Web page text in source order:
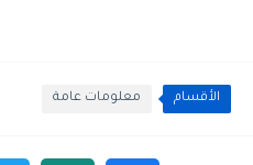
الأقسام معلومات عامة